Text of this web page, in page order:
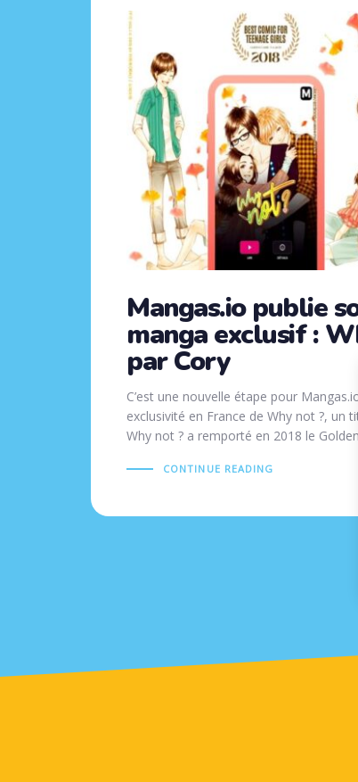
Mangas.io publie
manga exclusif :
par Cory
C’est une nouvelle étape pour
exclusivité en France de Why not ?, un
Why not ? a remporté en 2018 le Golden
CONTINUE READING